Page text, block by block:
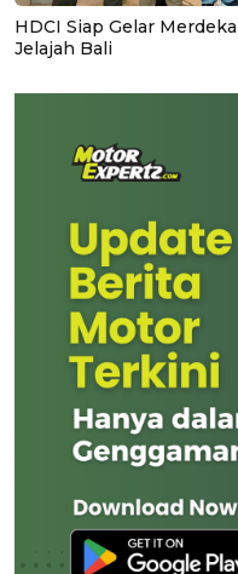
HDCI Siap Gelar
Jelajah Bali